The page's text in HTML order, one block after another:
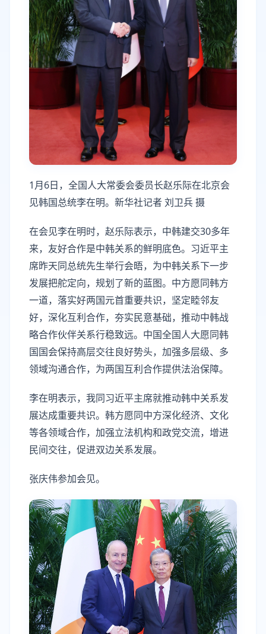
1月6日，全国人大常委会委员长赵乐际在北京会
见韩国总统李在明。新华社记者 刘卫兵 摄
在会见李在明时，赵乐际表示，中韩建交30多年
来，友好合作是中韩关系的鲜明底色。习近平主
席昨天同总统先生举行会晤，为中韩关系下一步
发展把舵定向，规划了新的蓝图。中方愿同韩方
一道，落实好两国元首重要共识，坚定睦邻友
好，深化互利合作，夯实民意基础，推动中韩战
略合作伙伴关系行稳致远。中国全国人大愿同韩
国国会保持高层交往良好势头，加强多层级、多
领域沟通合作，为两国互利合作提供法治保障。
李在明表示，我同习近平主席就推动韩中关系发
展达成重要共识。韩方愿同中方深化经济、文化
等各领域合作，加强立法机构和政党交流，增进
民间交往，促进双边关系发展。
张庆伟参加会见。